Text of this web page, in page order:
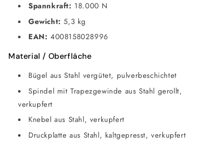
Spannkraft: 18.000 N
Gewicht: 5,3 kg
EAN: 4008158028996
Material / Oberfläche
Bügel aus Stahl vergütet, pulverbeschichtet
Spindel mit Trapezgewinde aus Stahl gerollt,
verkupfert
Knebel aus Stahl, verkupfert
Druckplatte aus Stahl, kaltgepresst, verkupfert